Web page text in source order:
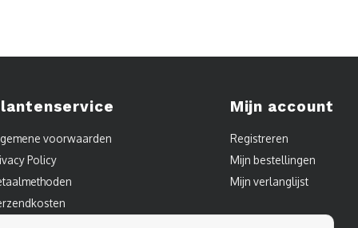
voorwaarden
Policy
Mijn account
Registreren
Mijn bestellingen
Mijn verlanglijst